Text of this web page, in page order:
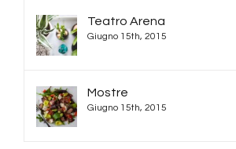
Teatro Arena
Giugno 15th, 2015
Mostre
Giugno 15th, 2015